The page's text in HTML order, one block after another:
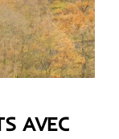
AVEC